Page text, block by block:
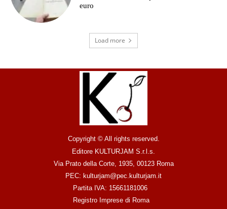
euro
Load more
Copyright © All rights reserved.
Editore KULTURJAM S.r.l.s.
Via Prato della Corte, 1935, 00123 Roma
PEC: kulturjam@pec.kulturjam.it
Partita IVA: 15661181006
Registro Imprese di Roma